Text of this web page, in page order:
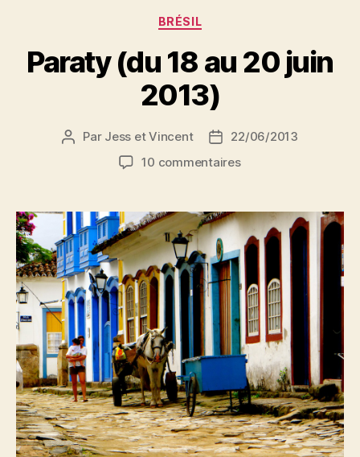
Catégories
BRÉSIL
Paraty (du 18 au 20 juin
2013)
Auteur
Par Jess et Vincent
Date
de
22/06/2013
10 commentairessur
18
au
20
juin
2013)